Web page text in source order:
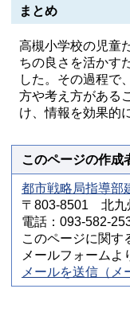
まとめ
高槻小学校の児童
ちの良さを活かす
した。その過程で
方や考え方がある
け、情報を効果的
このページの作成
都市戦略局指導部
〒803-8501 北九
電話：093-582-
このページに関す
メールフォームよ
メールを送信（メ